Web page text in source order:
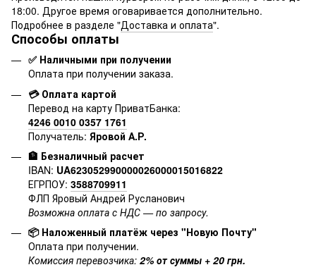
18:00. Другое время оговаривается дополнительно.
Подробнее в разделе "Доставка и оплата".
Способы оплаты
✅ Наличными при получении
Оплата при получении заказа.
💳 Оплата картой
Перевод на карту ПриватБанка:
4246 0010 0357 1761
Получатель: Яровой А.Р.
🏦 Безналичный расчет
IBAN: UA623052990000026000015016822
ЕГРПОУ: 3588709911
ФЛП Яровый Андрей Русланович
Возможна оплата с НДС — по запросу.
📦 Наложенный платёж через "Новую Почту"
Оплата при получении.
Комиссия перевозчика: 2% от суммы + 20 грн.